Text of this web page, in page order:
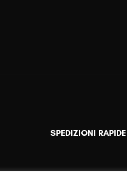
SPEDIZIONI RAPIDE